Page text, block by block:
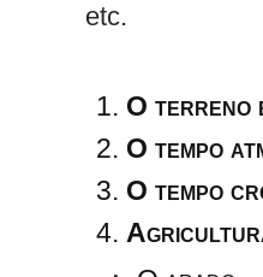
etc.
O terreno
O tempo
O tempo